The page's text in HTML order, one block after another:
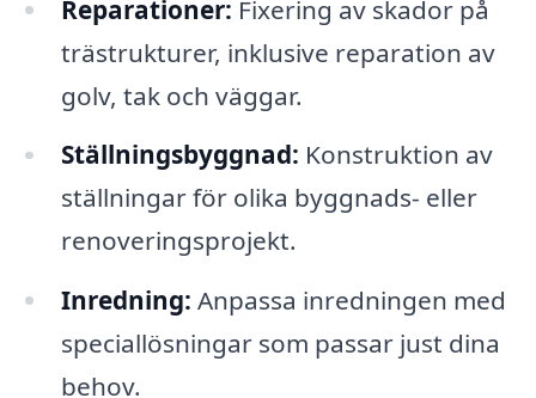
Reparationer: Fixering av skador på
trästrukturer, inklusive reparation av
golv, tak och väggar.
Ställningsbyggnad: Konstruktion av
ställningar för olika byggnads- eller
renoveringsprojekt.
Inredning: Anpassa inredningen med
speciallösningar som passar just dina
behov.